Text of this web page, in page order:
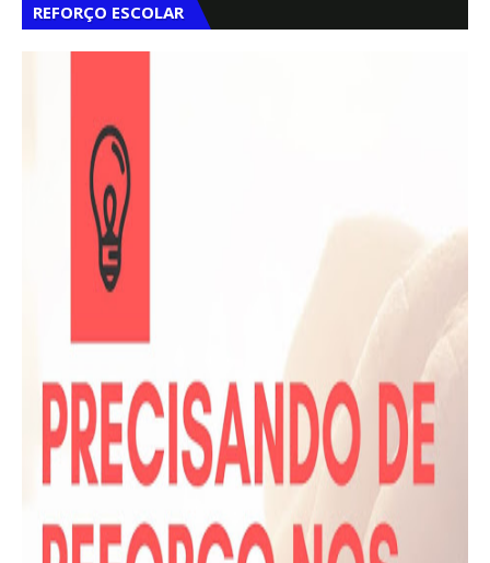
REFORÇO ESCOLAR